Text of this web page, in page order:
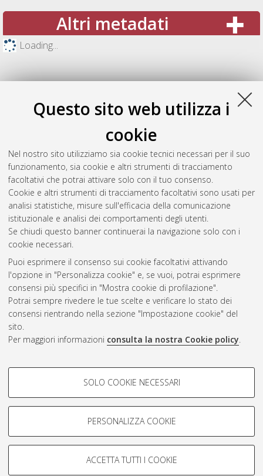
Questo sito web utilizza i
cookie
Nel nostro sito utilizziamo sia cookie tecnici necessari per il suo
funzionamento, sia cookie e altri strumenti di tracciamento
facoltativi che potrai attivare solo con il tuo consenso.
Cookie e altri strumenti di tracciamento facoltativi sono usati per
analisi statistiche, misure sull'efficacia della comunicazione
istituzionale e analisi dei comportamenti degli utenti.
Se chiudi questo banner continuerai la navigazione solo con i
cookie necessari.
Puoi esprimere il consenso sui cookie facoltativi attivando
l'opzione in "Personalizza cookie" e, se vuoi, potrai esprimere
consensi più specifici in "Mostra cookie di profilazione".
Potrai sempre rivedere le tue scelte e verificare lo stato dei
consensi rientrando nella sezione "Impostazione cookie" del
sito.
Per maggiori informazioni consulta la nostra Cookie policy.
COOKIE DI PROFILAZIONE -
Si tratta di cookie utilizzati per analizzare le caratteristiche della
navigazione degli utenti, creare profili in base al loro comportamento
Mostra cookie di profilazione
SOLO COOKIE NECESSARI
PERSONALIZZA COOKIE
ACCETTA TUTTI I COOKIE
Altri metadati
Loading...
Gestione del documento:
Atom
Rss 1.0
Rss 2.0
ISSN: 2038-7946
Impostazioni Cookie
Informativa sulla privacy
Condizioni d’uso del sito